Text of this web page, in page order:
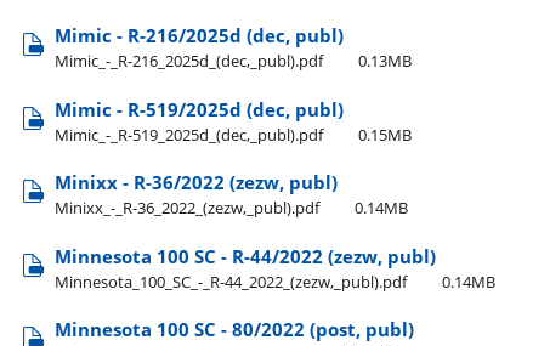
Mimic - R-216/2025d (dec, publ)
Mimic​_-​_R-216​_2025d​_(dec,​_publ).pdf 0.13MB
Mimic - R-519/2025d (dec, publ)
Mimic​_-​_R-519​_2025d​_(dec,​_publ).pdf 0.15MB
Minixx - R-36/2022 (zezw, publ)
Minixx​_-​_R-36​_2022​_(zezw,​_publ).pdf 0.14MB
Minnesota 100 SC - R-44/2022 (zezw, publ)
Minnesota​_100​_SC​_-​_R-44​_2022​_(zezw,​_publ).pdf 0.14MB
Minnesota 100 SC - 80/2022 (post, publ)